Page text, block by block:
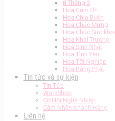
8 Tháng 3
Hoa Cảm Ơn
Hoa Chia Buồn
Hoa Chúc Mừng
Hoa Chúc Sức
Hoa Khai Trương
Hoa Sinh Nhật
Hoa Tình Yêu
Hoa Tốt Nghiệp
Hoa Dâng Phật
Tin tức và sự kiện
Tin Tức
WorkShop
Cơ Hội Nghề Nhiệp
Cảm Nhận Khách Hàng
Liên hệ